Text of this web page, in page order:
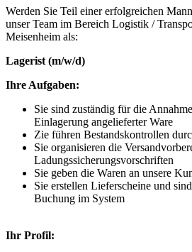
Werden Sie Teil einer erfolgreichen
unser Team im Bereich Logistik /
Meisenheim als:
Lagerist (m/w/d)
Ihre Aufgaben:
Sie sind zuständig für die
Einlagerung angelieferter Ware
Zie führen Bestandskontrollen
Sie organisieren die
Ladungssicherungsvorschriften
Sie geben die Waren an unsere
Sie erstellen Lieferscheine und
Buchung im System
Ihr Profil: